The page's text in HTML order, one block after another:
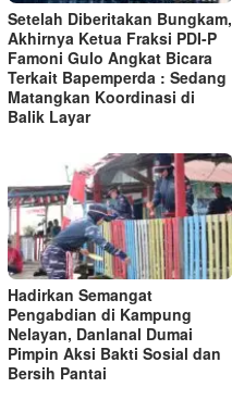
Setelah Diberitakan Bungkam,
Akhirnya Ketua Fraksi PDI-P
Famoni Gulo Angkat Bicara
Terkait Bapemperda : Sedang
Matangkan Koordinasi di
Balik Layar
Hadirkan Semangat
Pengabdian di Kampung
Nelayan, Danlanal Dumai
Pimpin Aksi Bakti Sosial dan
Bersih Pantai